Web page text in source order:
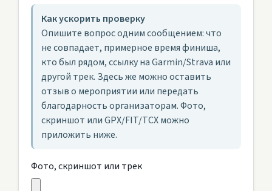
Как ускорить проверку
Опишите вопрос одним сообщением: что
не совпадает, примерное время финиша,
кто был рядом, ссылку на Garmin/Strava или
другой трек. Здесь же можно оставить
отзыв о мероприятии или передать
благодарность организаторам. Фото,
скриншот или GPX/FIT/TCX можно
приложить ниже.
Фото, скриншот или трек